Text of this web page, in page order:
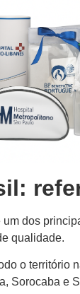
um dos
qualidade.
o território
Sorocaba e